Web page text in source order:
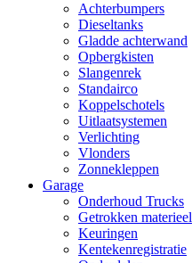
Achterbumpers
Dieseltanks
Gladde achterwand
Opbergkisten
Slangenrek
Standairco
Koppelschotels
Uitlaatsystemen
Verlichting
Vlonders
Zonnekleppen
Garage
Onderhoud Trucks
Getrokken materieel
Keuringen
Kentekenregistratie